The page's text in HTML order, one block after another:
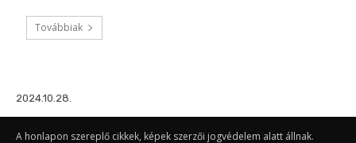
Továbbiak
2024.10.28.
A honlapon szereplő cikkek, képek szerzői jogvédelem alatt állnak.